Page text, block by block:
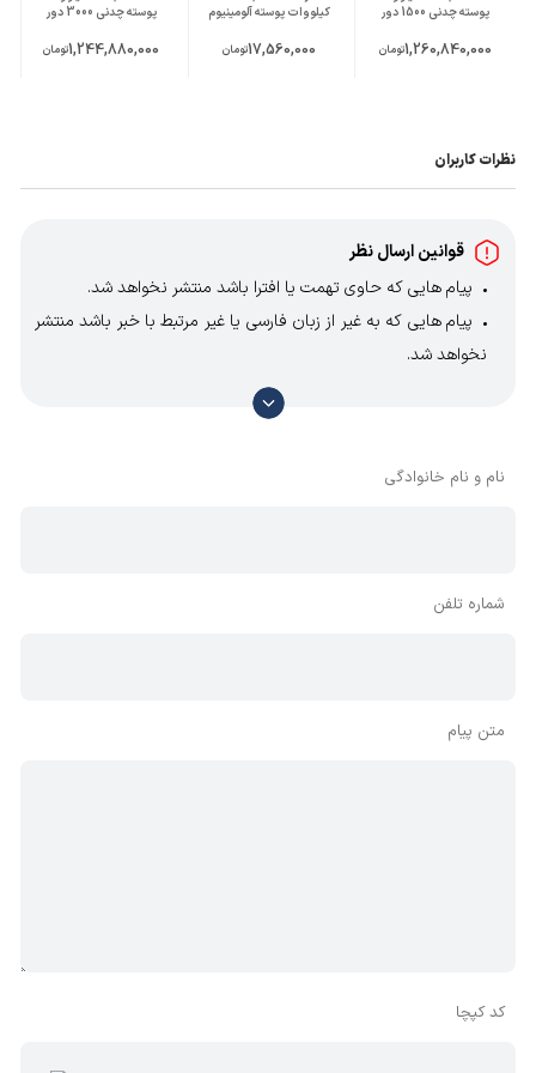
پوسته چدنی 1500 دور
1,260,840,000تومان
کیلووات پوسته آلومینیوم
17,560,000تومان
پوسته چدنی 3000 دور
1,244,880,000تومان
نظرات کاربران
قوانین ارسال نظر
پیام هایی که حاوی تهمت یا افترا باشد منتشر نخواهد شد.
پیام هایی که به غیر از زبان فارسی یا غیر مرتبط با خبر باشد منتشر
نخواهد شد.
با توجه به آن که امکان موافقت یا مخالفت با محتوای نظرات
وجود دارد، معمولا نظراتی که محتوای مشابه دارند، انتشار نمی‌یابند
نام و نام خانوادگی
شماره تلفن
متن پیام
کد کپچا